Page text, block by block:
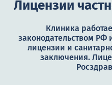
Лицензии
Клиника
законодательством РФ
лицензии и
заключения.